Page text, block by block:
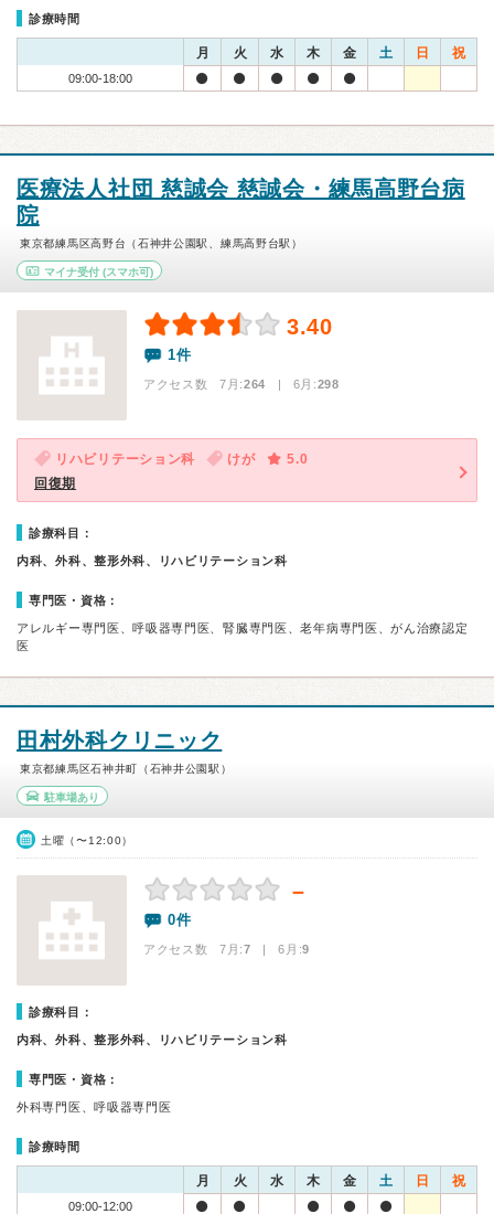
診療時間
月 火 水 木 金 土 日 祝
09:00-18:00
医療法人社団 慈誠会 慈誠会・練馬高野台病
院
東京都練馬区高野台（石神井公園駅、練馬高野台駅）
マイナ受付 (スマホ可)
3.40
1件
アクセス数 7月:264 | 6月:298
リハビリテーション科 けが
5.0
回復期
診療科目：
内科、外科、整形外科、リハビリテーション科
専門医・資格：
アレルギー専門医、呼吸器専門医、腎臓専門医、老年病専門医、がん治療認定
医
田村外科クリニック
東京都練馬区石神井町（石神井公園駅）
駐車場あり
土曜（〜12:00）
－
0件
アクセス数 7月:7 | 6月:9
診療科目：
内科、外科、整形外科、リハビリテーション科
専門医・資格：
外科専門医、呼吸器専門医
診療時間
月 火 水 木 金 土 日 祝
09:00-12:00